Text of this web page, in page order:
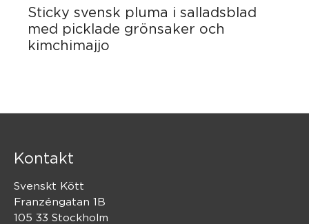
Sticky svensk pluma i salladsblad
med picklade grönsaker och
kimchimajjo
Kontakt
Svenskt Kött
Franzéngatan 1B
105 33 Stockholm